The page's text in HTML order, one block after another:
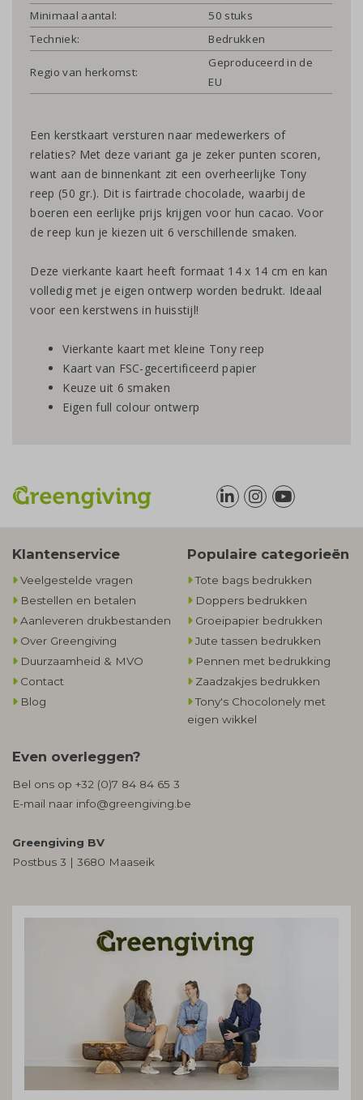
Minimaal aantal:
50 stuks
Techniek:
Bedrukken
Regio van herkomst:
Geproduceerd in de
EU
Een kerstkaart versturen naar medewerkers of
relaties? Met deze variant ga je zeker punten scoren,
want aan de binnenkant zit een overheerlijke Tony
reep (50 gr.). Dit is fairtrade chocolade, waarbij de
boeren een eerlijke prijs krijgen voor hun cacao. Voor
de reep kun je kiezen uit 6 verschillende smaken.
Deze vierkante kaart heeft formaat 14 x 14 cm en kan
volledig met je eigen ontwerp worden bedrukt. Ideaal
voor een kerstwens in huisstijl!
Vierkante kaart met kleine Tony reep
Kaart van FSC-gecertificeerd papier
Keuze uit 6 smaken
Eigen full colour ontwerp
Klantenservice
Veelgestelde vragen
Bestellen en betalen
Aanleveren drukbestanden
Over Greengiving
Duurzaamheid & MVO
Contact
Blog
Populaire categorieën
Tote bags bedrukken
Doppers bedrukken
Groeipapier bedrukken
Jute tassen bedrukken
Pennen met bedrukking
Zaadzakjes bedrukken
Tony's Chocolonely met
eigen wikkel
Even overleggen?
Bel ons op +32 (0)7 84 84 65 3
E-mail naar info@greengiving.be
Greengiving BV
Postbus 3 | 3680 Maaseik